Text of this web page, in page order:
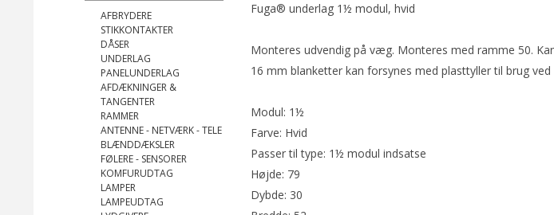
AFBRYDERE
STIKKONTAKTER
DÅSER
UNDERLAG
PANELUNDERLAG
AFDÆKNINGER &
TANGENTER
RAMMER
ANTENNE - NETVÆRK - TELE
BLÆNDDÆKSLER
FØLERE - SENSORER
KOMFURUDTAG
LAMPER
LAMPEUDTAG
Fuga® underlag 1½ modul, hvid
Monteres udvendig på væg. Monteres med ramme 50.
16 mm blanketter kan forsynes med plasttyller til brug
Modul: 1½
Farve: Hvid
Passer til type: 1½ modul indsatse
Højde: 79
Dybde: 30